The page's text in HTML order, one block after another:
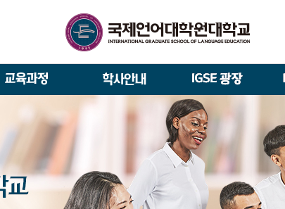
석사/박사과정 모집요강
일반(내국인)전형 모집요강
외국인 유학생 특별전형 모집요강
재학생 · 졸업생
언어교육융합학
한국어·영어통번
한국어·베트남
About IGSE
IGSE 소개
설립 이념과 비전
총장실
역대 총장
언어교육융합학과 교수소개
TESOL & 영어교재개발(주간)
통번역학과
한국어·베트남어통
학사 일정 증명서 발급
IGSE News IGSE 갤러리
장학제도 대관안내